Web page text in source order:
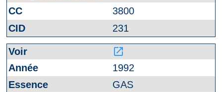
3800
231
launch
1992
GAS